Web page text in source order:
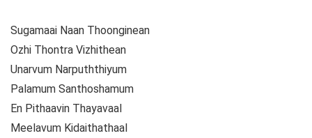
Sugamaai Naan Thoonginean
Ozhi Thontra Vizhithean
Unarvum Narpuththiyum
Palamum Santhoshamum
En Pithaavin Thayavaal
Meelavum Kidaithathaal